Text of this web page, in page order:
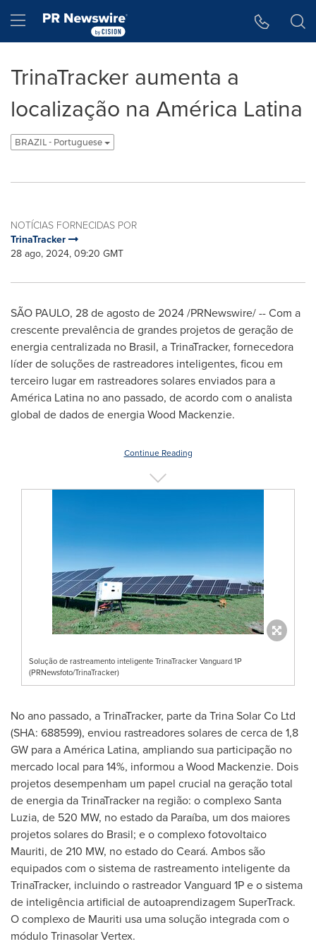
Hamburger menu
TrinaTracker aumenta a
localização na América Latina
BRAZIL - Portuguese
NOTÍCIAS FORNECIDAS POR
TrinaTracker
28 ago, 2024, 09:20 GMT
SÃO PAULO, 28 de agosto de 2024/PRNewswire/ -- Com a
crescente prevalência de grandes projetos de geração de
energia centralizada no Brasil, a TrinaTracker, fornecedora
líder de soluções de rastreadores inteligentes, ficou em
terceiro lugar em rastreadores solares enviados para a
América Latina no ano passado, de acordo com o analista
global de dados de energia Wood Mackenzie.
Continue Reading
Solução de rastreamento inteligente TrinaTracker Vanguard 1P
(PRNewsfoto/TrinaTracker)
No ano passado, a TrinaTracker, parte da Trina Solar Co Ltd
(SHA: 688599), enviou rastreadores solares de cerca de 1,8
GW para a América Latina, ampliando sua participação no
mercado local para 14%, informou a Wood Mackenzie. Dois
projetos desempenham um papel crucial na geração total
de energia da TrinaTracker na região: o complexoSanta
Luzia, de 520 MW, no estado da Paraíba, um dos maiores
projetos solares do Brasil; e o complexo fotovoltaico
Mauriti, de 210 MW, no estado do Ceará. Ambos são
equipados com o sistema de rastreamento inteligente da
TrinaTracker, incluindo o rastreador Vanguard 1P e o sistema
de inteligência artificial de autoaprendizagem SuperTrack.
O complexo de Mauriti usa uma solução integrada com o
módulo Trinasolar Vertex.